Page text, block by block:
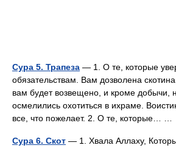
Сура 5. Трапеза — 1. О те, которые
обязательствам. Вам дозволена
вам будет возвещено, и кроме добычи,
осмелились охотиться в ихраме.
все, что пожелает. 2. О те, которые… …
Сура 6. Скот — 1. Хвала Аллаху,